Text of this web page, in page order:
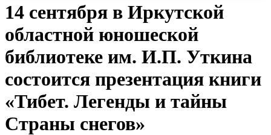
14 сентября в Иркутской
областной юношеской
библиотеке им. И.П. Уткина
состоится презентация книги
«Тибет. Легенды и тайны
Страны снегов»